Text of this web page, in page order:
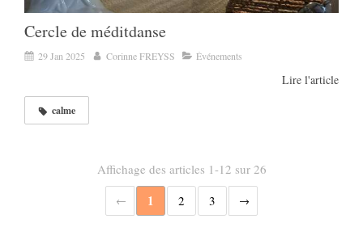
Cercle de méditdanse
29 Jan 2025 Corinne FREYSS Événements
Lire l'article
calme
Affichage des articles 1-12 sur 26
1 2 3